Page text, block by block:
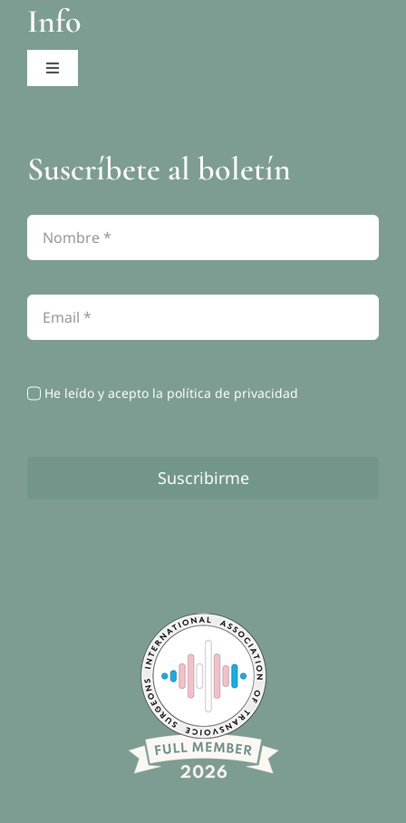
Info
Toggle
Política de privacidad
Política de cookies
Contacto
Suscríbete al boletín
He leído y acepto la política de privacidad
Suscribirme